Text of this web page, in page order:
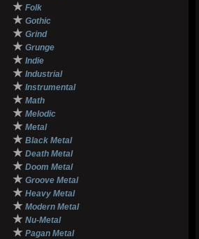
★ Folk
★ Gothic
★ Grind
★ Grunge
★ Indie
★ Industrial
★ Instrumental
★ Math
★ Melodic
★ Metal
★ Black Metal
★ Death Metal
★ Doom Metal
★ Groove Metal
★ Heavy Metal
★ Modern Metal
★ Nu-Metal
★ Pagan Metal